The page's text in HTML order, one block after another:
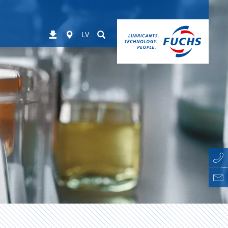
Lejupielādes
Worldwide
LV Suchen